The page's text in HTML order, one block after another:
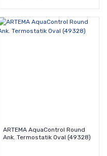
ARTEMA AquaControl Round
Ank. Termostatik Oval (49328)